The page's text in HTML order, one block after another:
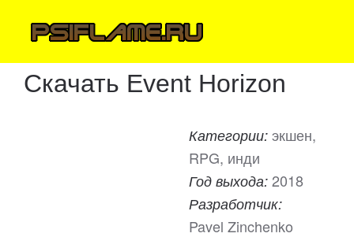
Скачать Event Horizon
Категории: экшен,
RPG, инди
Год выхода: 2018
Разработчик:
Pavel Zinchenko